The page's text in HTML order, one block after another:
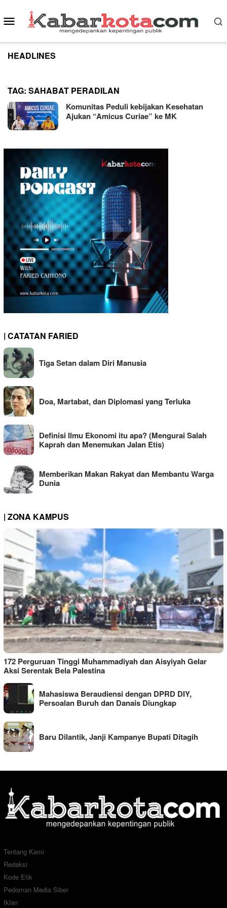
to
content
Mobile
Menu
HEADLINES
TAG: SAHABAT PERADILAN
Komunitas Peduli kebijakan Kesehatan
Ajukan “Amicus Curiae” ke MK
| CATATAN FARIED
Tiga Setan dalam Diri Manusia
Doa, Martabat, dan Diplomasi yang Terluka
Definisi Ilmu Ekonomi itu apa? (Mengurai Salah
Kaprah dan Menemukan Jalan Etis)
Memberikan Makan Rakyat dan Membantu Warga
Dunia
| ZONA KAMPUS
172 Perguruan Tinggi Muhammadiyah dan Aisyiyah Gelar
Aksi Serentak Bela Palestina
Mahasiswa Beraudiensi dengan DPRD DIY,
Persoalan Buruh dan Danais Diungkap
Baru Dilantik, Janji Kampanye Bupati Ditagih
Tentang Kami
Redaksi
Kode Etik
Pedoman Media Siber
Iklan